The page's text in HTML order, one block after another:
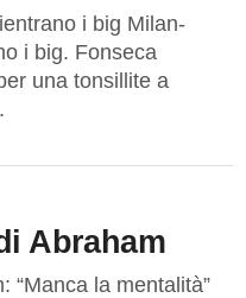
i big Milan-
i big. Fonseca
una tonsillite a
Abraham
“Manca la mentalità”